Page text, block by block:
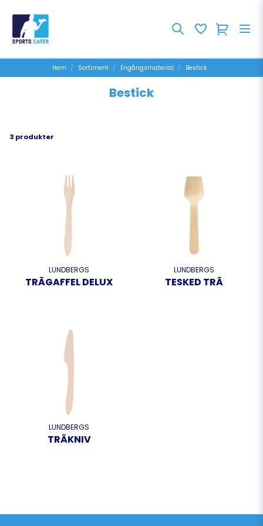
Hem Sortiment Engångsmaterial Bestick
Bestick
3 produkter
LUNDBERGS
TRÃGAFFEL DELUX
LUNDBERGS
TESKED TRÃ
LUNDBERGS
TRÃKNIV